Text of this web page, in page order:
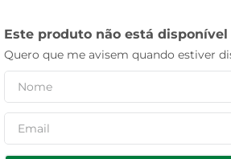
Este produto não está
Quero que me avisem quando estiver